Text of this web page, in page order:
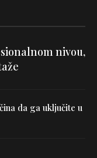
nivou,
da ga uključite u